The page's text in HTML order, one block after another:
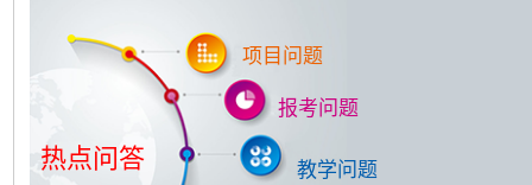
热点问答
项目问题
报考问题
教学问题